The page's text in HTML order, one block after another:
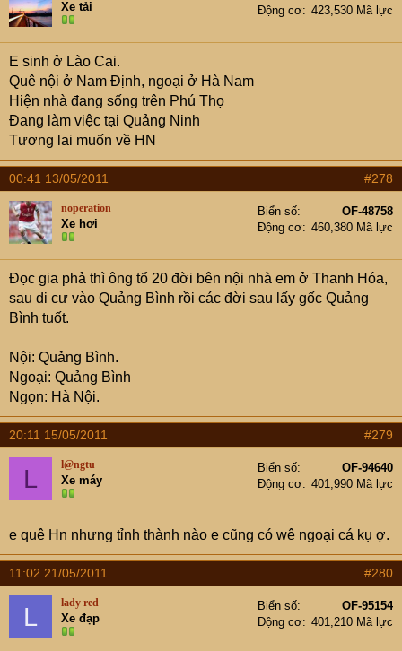
Xe tải
Động cơ
423,530 Mã lực
E sinh ở Lào Cai.
Quê nội ở Nam Định, ngoại ở Hà Nam
Hiện nhà đang sống trên Phú Thọ
Đang làm việc tại Quảng Ninh
Tương lai muốn về HN
00:41 13/05/2011 #278
noperation
Xe hơi
Biển số
OF-48758
Động cơ
460,380 Mã lực
Đọc gia phả thì ông tổ 20 đời bên nội nhà em ở Thanh Hóa,
sau di cư vào Quảng Bình rồi các đời sau lấy gốc Quảng
Bình tuốt.
Nội: Quảng Bình.
Ngoại: Quảng Bình
Ngọn: Hà Nội.
20:11 15/05/2011 #279
L l@ngtu
Xe máy
Biển số
OF-94640
Động cơ
401,990 Mã lực
e quê Hn nhưng tỉnh thành nào e cũng có wê ngoại cá kụ ợ.
11:02 21/05/2011 #280
L lady red
Xe đạp
Biển số
OF-95154
Động cơ
401,210 Mã lực